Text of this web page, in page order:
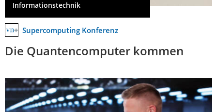
Informationstechnik
Supercomputing Konferenz
Die Quantencomputer kommen